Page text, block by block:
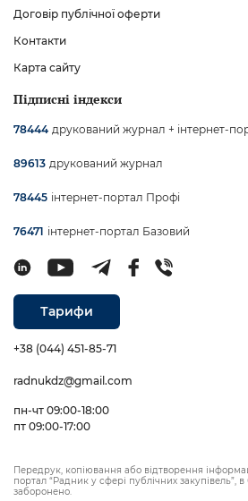
Договір публічної оферти
Контакти
Карта сайту
Підписні індекси
78444 друкований журнал + інтернет-
89613 друкований журнал
78445 інтернет-портал Профі
76471 інтернет-портал Базовий
Тарифи
+38 (044) 451-85-71
radnukdz@gmail.com
пн-чт 09:00-18:00
пт 09:00-17:00
Передрук, копіювання або відтворення
портал “Радник у сфері публічних закупівель”,
заборонено.